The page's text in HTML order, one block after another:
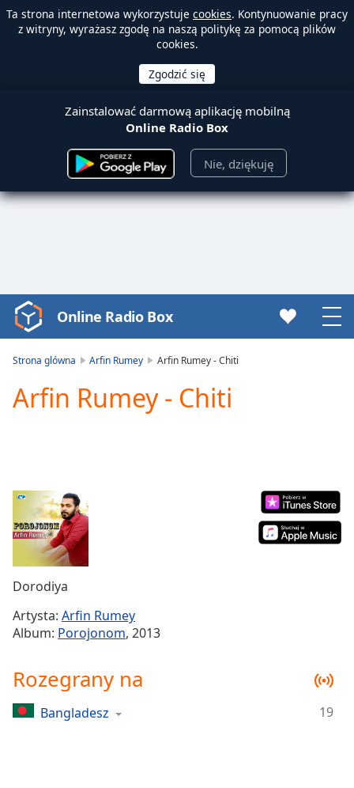
Ta strona internetowa wykorzystuje cookies. Kontynuowanie pracy
z witryny, wyrażasz zgodę na naszą politykę za pomocą plików
cookies.
Zainstalować darmową aplikację mobilną
Online Radio Box
Nie, dziękuję
Video
Player
Play
Video
Mute
Current
Time0:00
Duration-:-
Loaded:
Stream
TypeLIVE
live,
currently
liveLIVE
Online Radio Box
Strona glówna Arfin Rumey Arfin Rumey - Chiti
Arfin Rumey - Chiti
Dorodiya
Artysta: Arfin Rumey
Album: Porojonom, 2013
Rozegrany na
Bangladesz 19